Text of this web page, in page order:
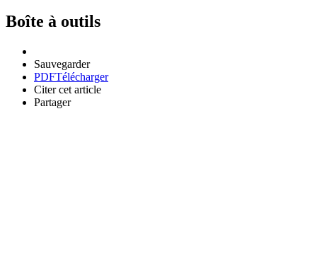
Boîte à outils
Sauvegarder
PDFTélécharger
Citer cet article
Partager